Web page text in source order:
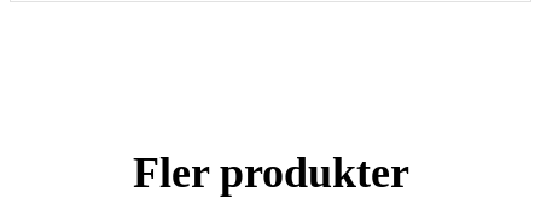
Fler produkter